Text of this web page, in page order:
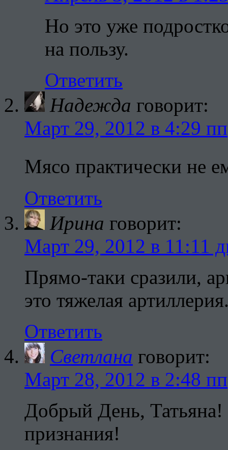
Но это уже
на пользу.
Ответить
Надежда говорит:
Март 29, 2012 в 4:29 пп
Мясо практически
Ответить
Ирина говорит:
Март 29, 2012 в 11:11
Прямо-таки сразили,
это тяжелая
Ответить
Светлана говорит:
Март 28, 2012 в 2:48 пп
Добрый День,
признания!